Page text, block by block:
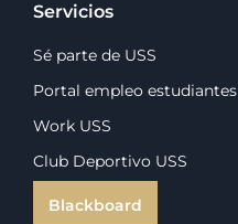
Servicios
Sé parte de USS
Portal empleo estudiantes
Work USS
Club Deportivo USS
Blackboard